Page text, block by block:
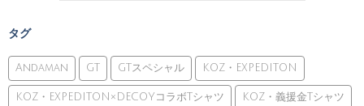
タグ
Andaman GT GTスペシャル KOZ・EXPEDITON
KOZ・EXPEDITON×DECOYコラボTシャツ KOZ・義援金Tシャツ